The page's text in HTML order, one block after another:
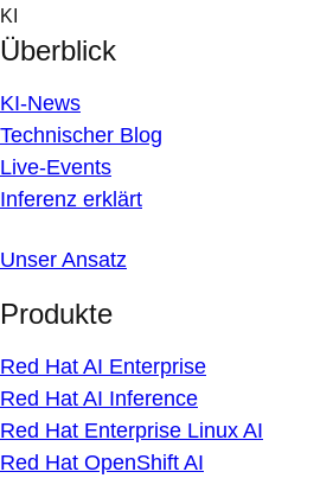
Skip
to
content
KI
Überblick
KI-News
Technischer Blog
Live-Events
Inferenz erklärt
Unser Ansatz
Produkte
Red Hat AI Enterprise
Red Hat AI Inference
Red Hat Enterprise Linux AI
Red Hat OpenShift AI